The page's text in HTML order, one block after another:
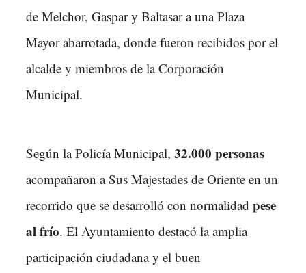
de Melchor, Gaspar y Baltasar a una Plaza
Mayor abarrotada, donde fueron recibidos por el
alcalde y miembros de la Corporación
Municipal.
Según la Policía Municipal, 32.000 personas
acompañaron a Sus Majestades de Oriente en un
recorrido que se desarrolló con normalidad pese
al frío. El Ayuntamiento destacó la amplia
participación ciudadana y el buen